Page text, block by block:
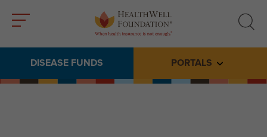
search
DISEASE FUNDS PORTALS Toggle